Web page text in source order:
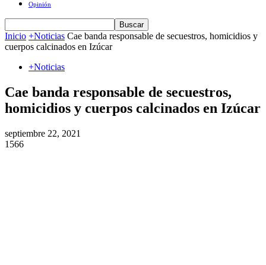
Opinión
Inicio +Noticias Cae banda responsable de secuestros, homicidios y
cuerpos calcinados en Izúcar
+Noticias
Cae banda responsable de secuestros,
homicidios y cuerpos calcinados en Izúcar
septiembre 22, 2021
1566